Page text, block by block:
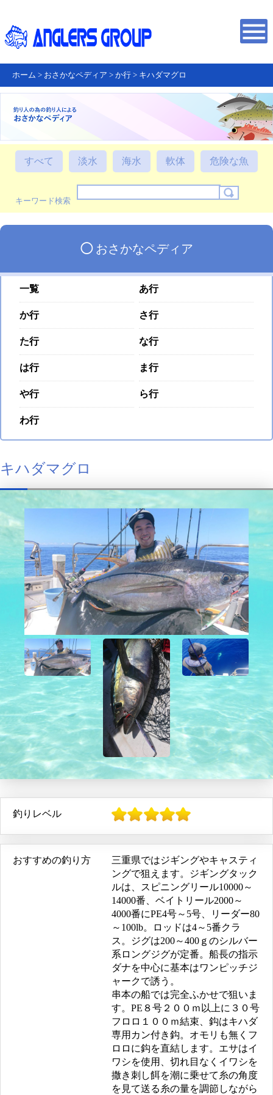
ホーム > おさかなペディア > か行 > キハダマグロ
すべて 淡水 海水 軟体 危険な魚
キーワード検索
◯おさかなペディア
一覧 あ行
か行 さ行
た行 な行
は行 ま行
や行 ら行
わ行
キハダマグロ
釣りレベル
おすすめの釣り方
三重県ではジギングやキャスティ
ングで狙えます。ジギングタック
ルは、スピニングリール10000～
14000番、ベイトリール2000～
4000番にPE4号～5号、リーダー80
～100lb。ロッドは4～5番クラ
ス。ジグは200～400ｇのシルバー
系ロングジグが定番。船長の指示
ダナを中心に基本はワンピッチジ
ャークで誘う。
串本の船では完全ふかせで狙いま
す。PE８号２００ｍ以上に３０号
フロロ１００ｍ結束、鈎はキハダ
専用カン付き鈎。オモリも無くフ
ロロに鈎を直結します。エサはイ
ワシを使用、切れ目なくイワシを
撒き刺し餌を潮に乗せて糸の角度
を見て送る糸の量を調節しながら